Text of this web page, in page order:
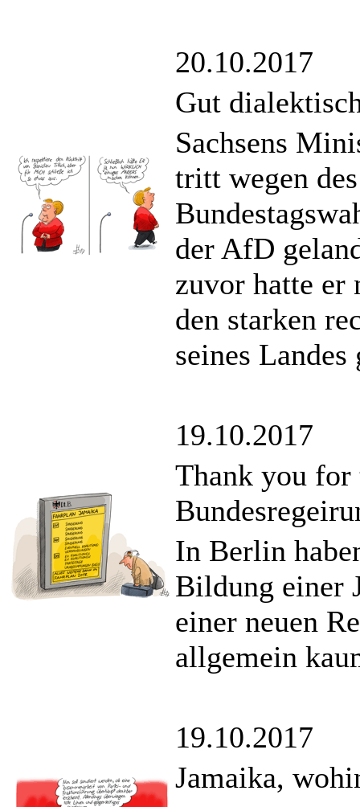
20.10.2017
Gut
Sachsens
tritt wegen
der AfD
zuvor hatte er
den starken
seines Landes
19.10.2017
Thank you
In Berlin
Bildung einer
einer neuen
allgemein
19.10.2017
Jamaika,